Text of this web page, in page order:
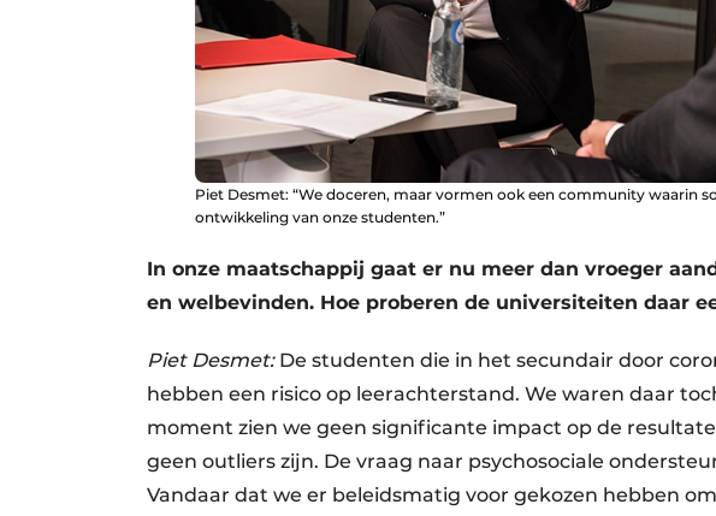
Piet Desmet: “We doceren, maar vormen ook een community waarin
ontwikkeling van onze studenten.”
In onze maatschappij gaat er nu meer dan vroeger
en welbevinden. Hoe proberen de universiteiten daar
Piet Desmet:De studenten die in het secundair door
hebben een risico op leerachterstand. We waren daar
moment zien we geen significante impact op de
geen outliers zijn. De vraag naar psychosociale
Vandaar dat we er beleidsmatig voor gekozen hebben